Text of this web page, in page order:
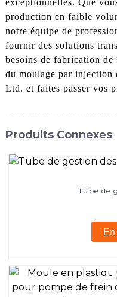
production en faible
notre équipe de
fournir des solutions
besoins de fabrication
du moulage par injection
Ltd. et faites passer vos
Produits Connexes
Tube de